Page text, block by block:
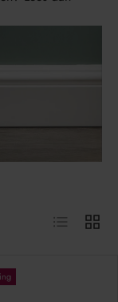
Lijst Raster